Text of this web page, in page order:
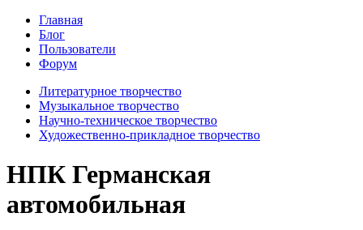
Главная
Блог
Пользователи
Форум
Литературное творчество
Музыкальное творчество
Научно-техническое творчество
Художественно-прикладное творчество
НПК Германская
автомобильная